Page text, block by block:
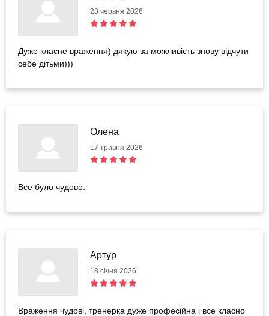
28 червня 2026
Дуже класне враження) дякую за можливість знову відчути
себе дітьми)))
Олена
17 травня 2026
Все було чудово.
Артур
18 січня 2026
Враження чудові, тренерка дуже професійна і все класно